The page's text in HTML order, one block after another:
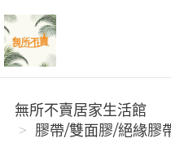
無所不賣居家生活館
無所不賣居家生活館
膠帶/雙面膠/絕緣膠